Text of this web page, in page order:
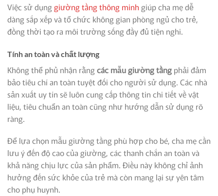
Việc sử dụnggiường tầng thông minh giúp cha mẹ dễ
dàng sắp xếp và tổ chức không gian phòng ngủ cho trẻ,
đồng thời tạo ra môi trường sống đầy đủ tiện nghi.
Tính an toàn và chất lượng
Không thể phủ nhận rằngcác mẫu giường tầng phải đảm
bảo tiêu chí an toàn tuyệt đối cho người sử dụng. Các nhà
sản xuất uy tín sẽ luôn cung cấp thông tin chi tiết về vật
liệu, tiêu chuẩn an toàn cũng như hướng dẫn sử dụng rõ
ràng.
Để lựa chọn mẫu giường tầng phù hợp cho bé, cha mẹ cần
lưu ý đến độ cao của giường, các thanh chắn an toàn và
khả năng chịu lực của sản phẩm. Điều này không chỉ ảnh
hưởng đến sức khỏe của trẻ mà còn mang lại sự yên tâm
cho phụ huynh.